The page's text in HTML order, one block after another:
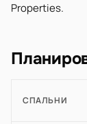
Properties.
СПАЛЬНИ